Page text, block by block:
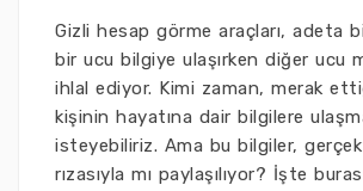
Gizli hesap görme araçları, adeta
bir ucu bilgiye ulaşırken diğer ucu
ihlal ediyor. Kimi zaman, merak
kişinin hayatına dair bilgilere
isteyebiliriz. Ama bu bilgiler,
rızasıyla mı paylaşılıyor? İşte